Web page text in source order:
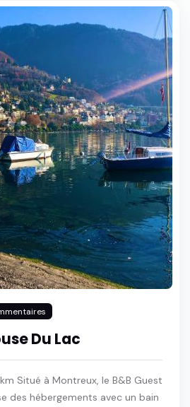
Du Lac
Situé à Montreux, le B&B Guest
des hébergements avec un bain